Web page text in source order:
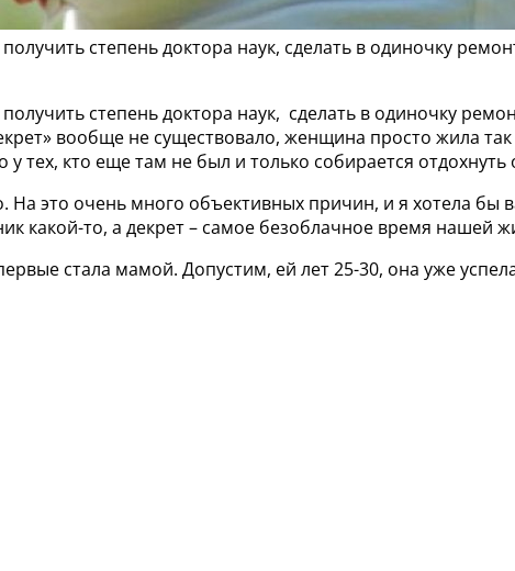
степень доктора наук, сделать в одиночку
степень доктора наук, сделать в одиночку
вообще не существовало, женщина просто жила
тех, кто еще там не был и только собирается отдохнуть
это очень много объективных причин, и я хотела бы
какой-то, а декрет – самое безоблачное время нашей
стала мамой. Допустим, ей лет 25-30, она уже